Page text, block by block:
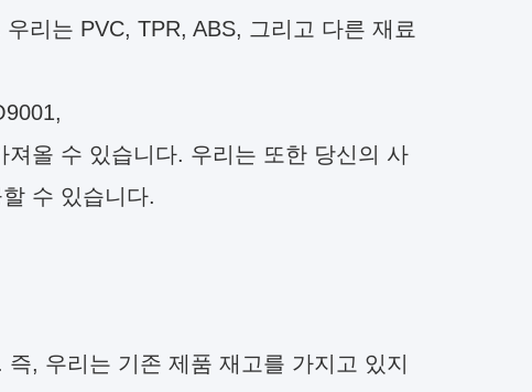
리는 PVC, TPR, ABS, 그리고 다른 재료
올 수 있습니다. 우리는 또한 당신의 사
수 있습니다.
, 우리는 기존 제품 재고를 가지고 있지